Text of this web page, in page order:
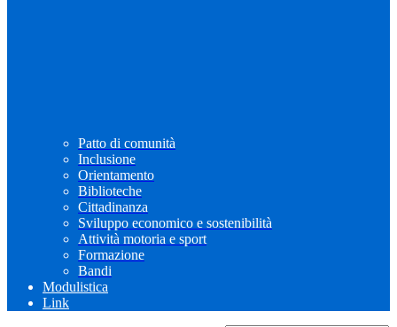
Patto di comunità
Inclusione
Orientamento
Biblioteche
Cittadinanza
Sviluppo economico e sostenibilità
Attività motoria e sport
Formazione
Bandi
Modulistica
Link